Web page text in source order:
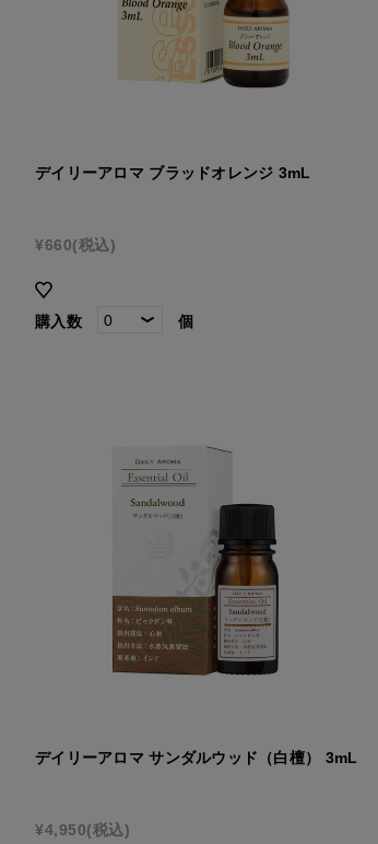
デイリーアロマ ブラッドオレンジ 3mL
¥660(税込)
購入数 個
デイリーアロマ サンダルウッド（白檀） 3mL
¥4,950(税込)